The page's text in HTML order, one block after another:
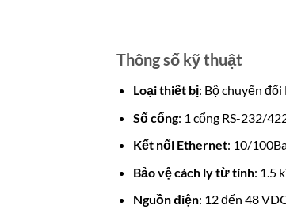
Thông số kỹ thuật
Loại thiết bị: Bộ chuyển đổi
Số cổng: 1 cổng RS-232/
Kết nối Ethernet: 10/
Bảo vệ cách ly từ tính: 1.5
Nguồn điện: 12 đến 48